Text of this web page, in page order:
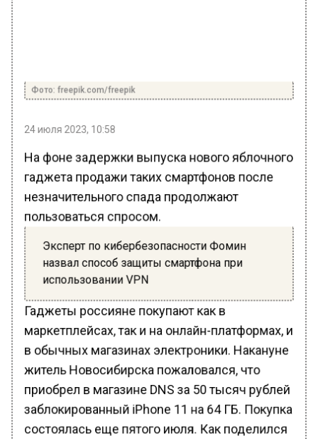
Фото: freepik.com/freepik
24 июля 2023, 10:58
На фоне задержки выпуска нового яблочного
гаджета продажи таких смартфонов после
незначительного спада продолжают
пользоваться спросом.
Эксперт по кибербезопасности Фомин
назвал способ защиты смартфона при
использовании VPN
Гаджеты россияне покупают как в
маркетплейсах, так и на онлайн-платформах, и
в обычных магазинах электроники. Накануне
житель Новосибирска пожаловался, что
приобрел в магазине DNS за 50 тысяч рублей
заблокированный iPhone 11 на 64 ГБ. Покупка
состоялась еще пятого июля. Как поделился